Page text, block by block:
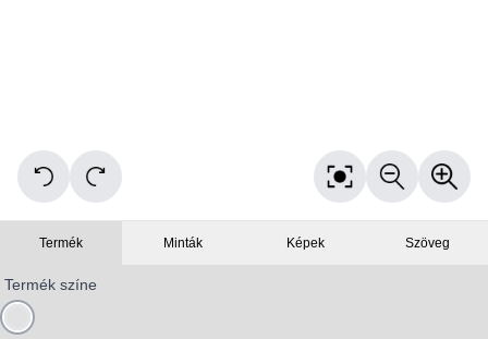
Termék Minták Képek Szöveg
Termék színe